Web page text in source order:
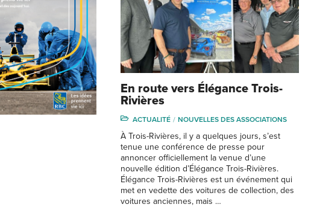
En route vers Élégance Trois-
Rivières
ACTUALITÉ NOUVELLES DES ASSOCIATIONS
À Trois-Rivières, il y a quelques jours, s’est
tenue une conférence de presse pour
annoncer officiellement la venue d’une
nouvelle édition d’Élégance Trois-Rivières.
Élégance Trois-Rivières est un événement qui
met en vedette des voitures de collection, des
voitures anciennes, mais …